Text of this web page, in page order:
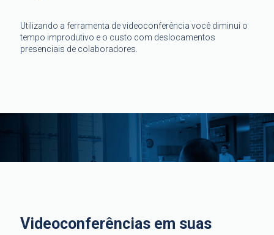
Utilizando a ferramenta de videoconferência você diminui o
tempo improdutivo e o custo com deslocamentos
presenciais de colaboradores.
Videoconferências em suas